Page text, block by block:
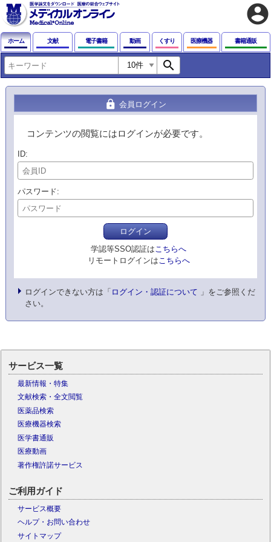
account_circle
ホーム 文献 電子書籍 動画 くすり 医療機器 書籍通販
search
lock 会員ログイン
コンテンツの閲覧にはログインが必要です。
ID
パスワード
ログイン
学認等SSO認証はこちらへ
リモートログインはこちらへ
ログインできない方は「 ログイン・認証について 」をご参照くだ
さい。
サービス一覧
最新情報・特集
文献検索・全文閲覧
医薬品検索
医療機器検索
医学書通販
医療動画
著作権許諾サービス
ご利用ガイド
サービス概要
ヘルプ・お問い合わせ
サイトマップ